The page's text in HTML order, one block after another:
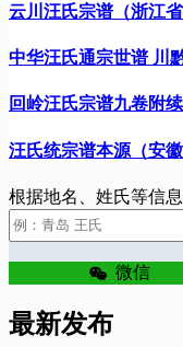
云川汪氏宗谱（浙江
中华汪氏通宗世谱 川
回岭汪氏宗谱九卷附
汪氏统宗谱本源（安徽
根据地名、姓氏等信
微信
最新发布